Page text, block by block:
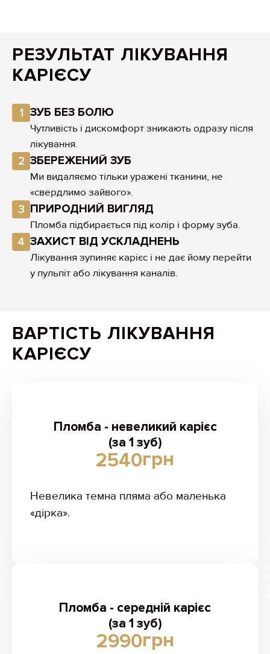
РЕЗУЛЬТАТ ЛІКУВАННЯ
КАРІЄСУ
1 ЗУБ БЕЗ БОЛЮ
Чутливість і дискомфорт зникають одразу після
лікування.
2 ЗБЕРЕЖЕНИЙ ЗУБ
Ми видаляємо тільки уражені тканини, не
«свердлимо зайвого».
3 ПРИРОДНИЙ ВИГЛЯД
Пломба підбирається під колір і форму зуба.
4 ЗАХИСТ ВІД УСКЛАДНЕНЬ
Лікування зупиняє карієс і не дає йому перейти
у пульпіт або лікування каналів.
ВАРТІСТЬ ЛІКУВАННЯ
КАРІЄСУ
Пломба - невеликий карієс
(за 1 зуб)
2540грн
Невелика темна пляма або маленька
«дірка».
Пломба - середній карієс
(за 1 зуб)
2990грн